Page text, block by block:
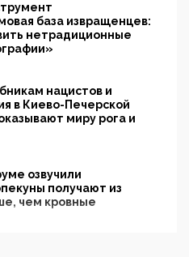
база извращенцев:
нетрадиционные
нацистов и
в Киево-Печерской
миру рога и
озвучили
получают из
чем кровные